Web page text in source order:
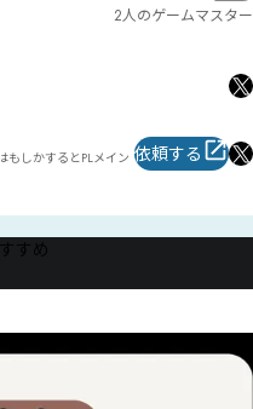
2人のゲームマスター
もしかするとPLメイン
ます！お気軽にご相談
依頼する
すめ